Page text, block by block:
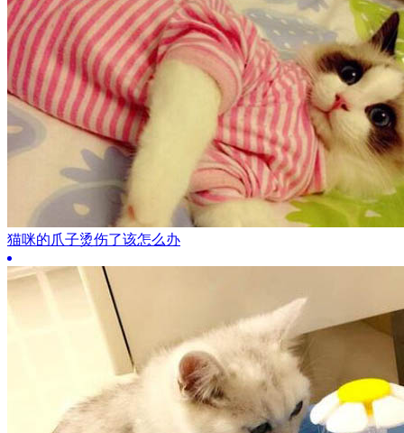
猫咪的爪子烫伤了该怎么办